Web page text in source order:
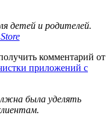
детей и родителей.
комментарий от
приложений с
была уделять